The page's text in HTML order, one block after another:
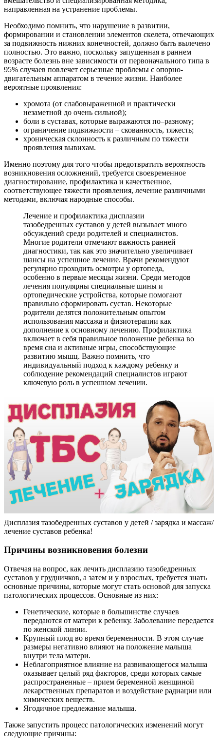
направленная на устранение проблемы.
Необходимо помнить, что нарушение в развитии,
формировании и становлении элементов скелета, отвечающих
за подвижность нижних конечностей, должно быть вылечено
полностью. Это важно, поскольку запущенная в раннем
возрасте болезнь вне зависимости от первоначального типа в
95% случаев повлечет серьезные проблемы с опорно-
двигательным аппаратом в течение жизни. Наиболее
вероятные проявления:
хромота (от слабовыраженной и практически
незаметной до очень сильной);
боли в суставах, которые выражаются по–разному;
ограничение подвижности – скованность, тяжесть;
хроническая склонность к различным по тяжести
проявления вывихам.
Именно поэтому для того чтобы предотвратить вероятность
возникновения осложнений, требуется своевременное
диагностирование, профилактика и качественное,
соответствующее тяжести проявления, лечение различными
методами, включая народные способы.
Лечение и профилактика дисплазии
тазобедренных суставов у детей вызывает много
обсуждений среди родителей и специалистов.
Многие родители отмечают важность ранней
диагностики, так как это значительно увеличивает
шансы на успешное лечение. Врачи рекомендуют
регулярно проходить осмотры у ортопеда,
особенно в первые месяцы жизни. Среди методов
лечения популярны специальные шины и
ортопедические устройства, которые помогают
правильно сформировать сустав. Некоторые
родители делятся положительным опытом
использования массажа и физиотерапии как
дополнение к основному лечению. Профилактика
включает в себя правильное положение ребенка во
время сна и активные игры, способствующие
развитию мышц. Важно помнить, что
индивидуальный подход к каждому ребенку и
соблюдение рекомендаций специалистов играют
ключевую роль в успешном лечении.
Дисплазия тазобедренных суставов у детей / зарядка и массаж/
лечение суставов ребенка!
Причины возникновения болезни
Отвечая на вопрос, как лечить дисплазию тазобедренных
суставов у грудничков, а затем и у взрослых, требуется знать
основные причины, которые могут стать основой для запуска
патологических процессов. Основные из них:
Генетические, которые в большинстве случаев
передаются от матери к ребенку. Заболевание передается
по женской линии.
Крупный плод во время беременности. В этом случае
размеры негативно влияют на положение малыша
внутри тела матери.
Неблагоприятное влияние на развивающегося малыша
оказывает целый ряд факторов, среди которых самые
распространенные – прием беременной женщиной
лекарственных препаратов и воздействие радиации или
химических веществ.
Ягодичное предлежание малыша.
Также запустить процесс патологических изменений могут
следующие причины: